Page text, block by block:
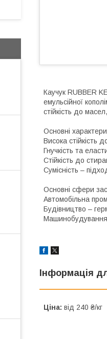
Каучук RUBBER
емульсійної
стійкість до
Основні
Висока стійкість
Гнучкість та
Стійкість до
Сумісність –
Основні сфери
Автомобільна
Будівництво –
Машинобудування
Інформація
Ціна: від 240 ₴/кг